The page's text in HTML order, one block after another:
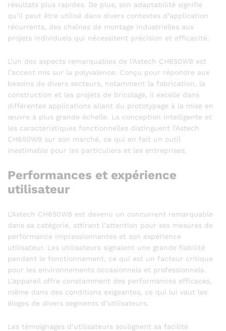
résultats plus rapides. De plus, son adaptabilité signifie
qu’il peut être utilisé dans divers contextes d’application
récurrents, des chaînes de montage industrielles aux
projets individuels qui nécessitent précision et efficacité.
L’un des aspects remarquables de l’Astech CH650WB est
l’accent mis sur la polyvalence. Conçu pour répondre aux
besoins de divers secteurs, notamment la fabrication, la
construction et les projets de bricolage, il excelle dans
différentes applications allant du prototypage à la mise en
œuvre à plus grande échelle. La conception intelligente et
les caractéristiques fonctionnelles distinguent l’Astech
CH650WB sur son marché, ce qui en fait un outil
inestimable pour les particuliers et les entreprises.
Performances et expérience
utilisateur
L’Astech CH650WB est devenu un concurrent remarquable
dans sa catégorie, attirant l’attention pour ses mesures de
performance impressionnantes et son expérience
utilisateur. Les utilisateurs signalent une grande fiabilité
pendant le fonctionnement, ce qui est un facteur critique
pour les environnements occasionnels et professionnels.
L’appareil offre constamment des performances efficaces,
même dans des conditions exigeantes, ce qui lui vaut les
éloges de divers segments d’utilisateurs.
Les témoignages d’utilisateurs soulignent sa facilité